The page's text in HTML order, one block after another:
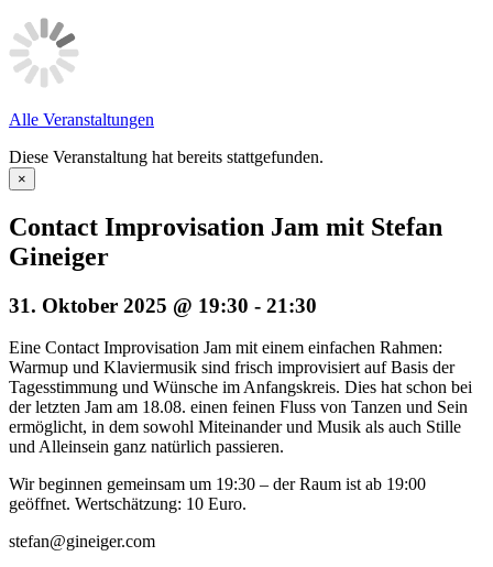
Alle Veranstaltungen
Diese Veranstaltung hat bereits stattgefunden.
×
Contact Improvisation Jam mit Stefan
Gineiger
31. Oktober 2025 @ 19:30 - 21:30
Eine Contact Improvisation Jam mit einem einfachen Rahmen:
Warmup und Klaviermusik sind frisch improvisiert auf Basis der
Tagesstimmung und Wünsche im Anfangskreis. Dies hat schon bei
der letzten Jam am 18.08. einen feinen Fluss von Tanzen und Sein
ermöglicht, in dem sowohl Miteinander und Musik als auch Stille
und Alleinsein ganz natürlich passieren.
Wir beginnen gemeinsam um 19:30 – der Raum ist ab 19:00
geöffnet. Wertschätzung: 10 Euro.
stefan@gineiger.com